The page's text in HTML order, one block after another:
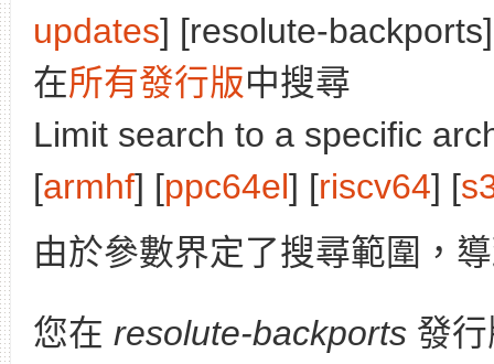
updates] [resolute-
在所有發行版中搜尋
Limit search to a specific
[armhf] [ppc64el] [riscv64] [
由於參數界定了搜尋範圍，
您在 resolute-backports 發